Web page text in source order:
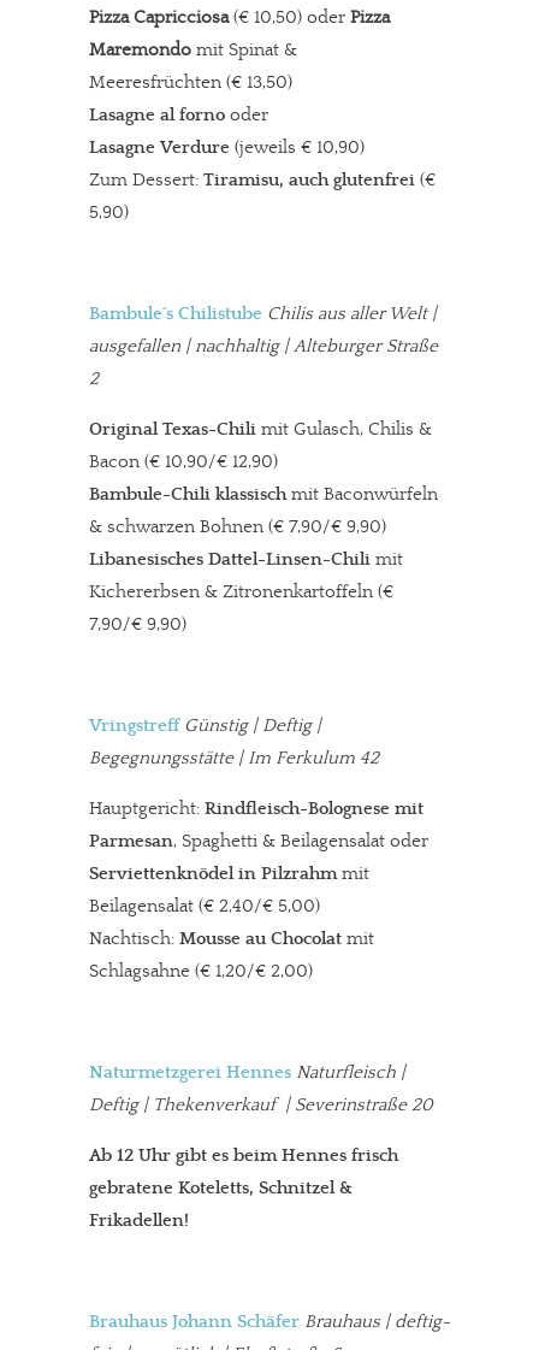
Pizza Capricciosa(€ 10,50) oder Pizza
Maremondo mit Spinat &
Meeresfrüchten (€ 13,50)
Lasagne al forno oder
LasagneVerdure (jeweils € 10,90)
Zum Dessert: Tiramisu, auch glutenfrei (€
5,90)
Bambule´s Chilistube Chilis aus aller Welt|
ausgefallen | nachhaltig | Alteburger Straße
2
Original Texas-Chili mit Gulasch, Chilis &
Bacon (€ 10,90/€ 12,90)
Bambule-Chili klassischmit Baconwürfeln
& schwarzen Bohnen (€ 7,90/€ 9,90)
Libanesisches Dattel-Linsen-Chili mit
Kichererbsen & Zitronenkartoffeln (€
7,90/€ 9,90)
Vringstreff Günstig | Deftig |
Begegnungsstätte | Im Ferkulum 42
Hauptgericht: Rindfleisch-Bolognese mit
Parmesan, Spaghetti & Beilagensalat oder
Serviettenknödel in Pilzrahmmit
Beilagensalat (€ 2,40/€ 5,00)
Nachtisch: Mousse au Chocolat mit
Schlagsahne (€ 1,20/€ 2,00)
Naturmetzgerei Hennes Naturfleisch |
Deftig | Thekenverkauf | Severinstraße 20
Ab 12 Uhr gibt es beim Hennes frisch
gebratene Koteletts, Schnitzel &
Frikadellen!
Brauhaus Johann Schäfer Brauhaus | deftig-